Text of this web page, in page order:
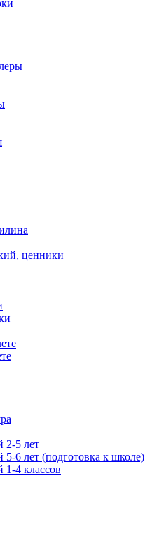
ценники
2-5 лет
5-6 лет (подготовка к школе)
1-4 классов